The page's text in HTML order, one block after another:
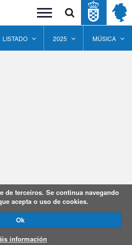
Buscar
Toggle
LISTADO 2025 MÚSICA
de terceiros. Se continua navegando
acepta o uso de cookies.
Ok
información